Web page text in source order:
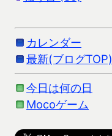
カレンダー
最新(ブログTOP)
今日は何の日
Mocoゲーム